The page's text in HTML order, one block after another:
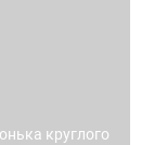
круглого